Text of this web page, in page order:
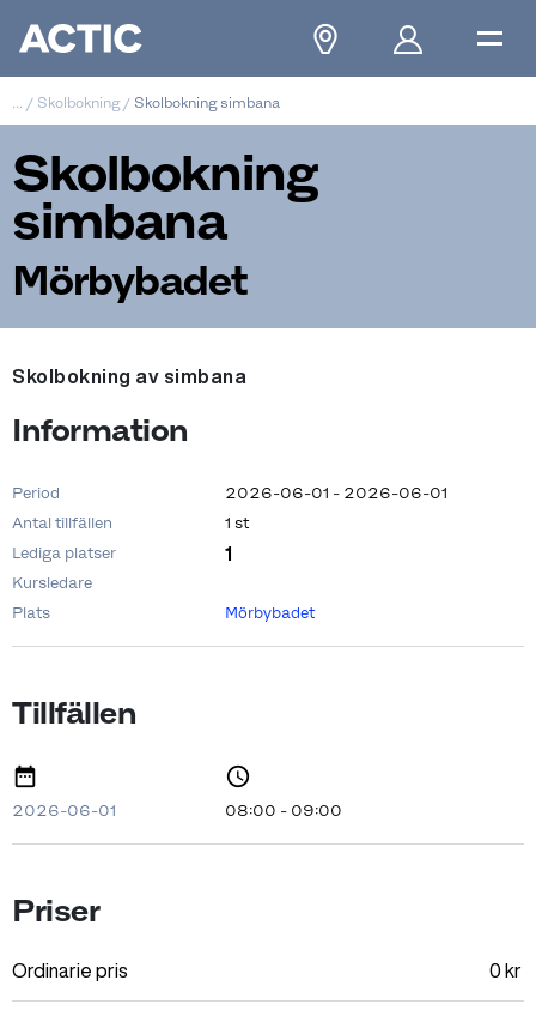
/ Skolbokning/ Skolbokning simbana
Skolbokning
simbana
Mörbybadet
Skolbokning av simbana
Information
Period
2026-06-01 - 2026-06-01
Antal tillfällen
1 st
Lediga platser
1
Kursledare
Plats
Mörbybadet
Tillfällen
2026-06-01 08:00 - 09:00
Priser
Ordinarie pris 0 kr